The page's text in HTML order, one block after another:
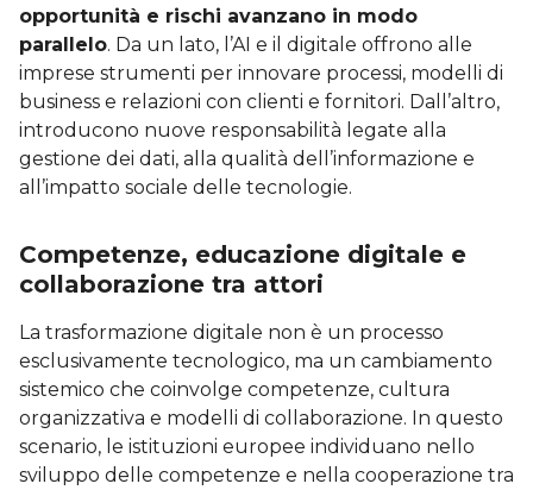
opportunità e rischi avanzano in modo
parallelo. Da un lato, l’AI e il digitale offrono alle
imprese strumenti per innovare processi, modelli di
business e relazioni con clienti e fornitori. Dall’altro,
introducono nuove responsabilità legate alla
gestione dei dati, alla qualità dell’informazione e
all’impatto sociale delle tecnologie.
Competenze, educazione digitale e
collaborazione tra attori
La trasformazione digitale non è un processo
esclusivamente tecnologico, ma un cambiamento
sistemico che coinvolge competenze, cultura
organizzativa e modelli di collaborazione. In questo
scenario, le istituzioni europee individuano nello
sviluppo delle competenze e nella cooperazione tra